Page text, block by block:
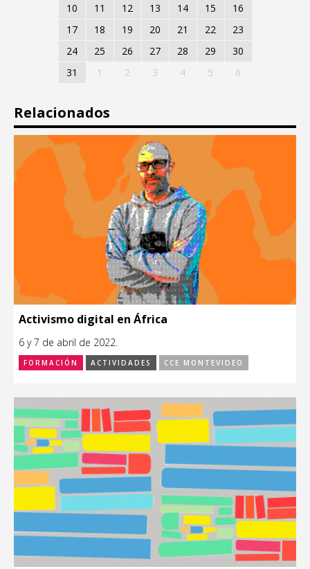
10
11 12 13 14 15
16
17
18 19 20 21 22
23
24
25 26 27 28 29
30
31
1 2 3 4 5 6
Relacionados
Activismo digital en África
6 y 7 de abril de 2022.
FORMACIÓN ACTIVIDADES CCE MONTEVIDEO